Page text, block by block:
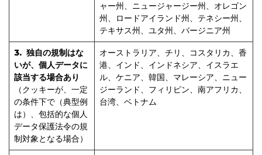
ャー州、ニュージャージー州、オレゴン
州、ロードアイランド州、テネシー州、
テキサス州、ユタ州、バージニア州
3. 独自の規制はな
いが、個人データに
該当する場合あり
（クッキーが、一定
の条件下で（典型例
は）、包括的な個人
データ保護法令の規
制対象となる場合）
オーストラリア、チリ、コスタリカ、香
港、インド、インドネシア、イスラエ
ル、ケニア、韓国、マレーシア、ニュー
ジーランド、フィリピン、南アフリカ、
台湾、ベトナム